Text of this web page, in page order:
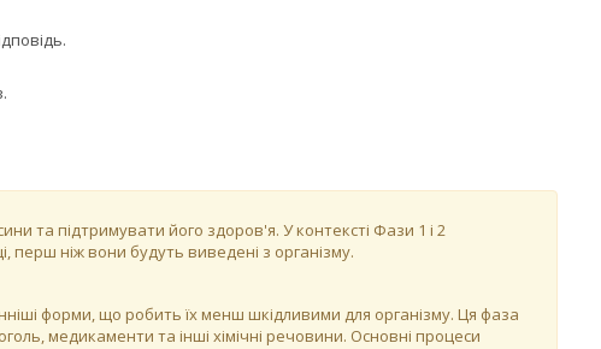
та підтримувати його здоров'я. У контексті Фази 1 і 2
перш ніж вони будуть виведені з організму.
форми, що робить їх менш шкідливими для організму. Ця фаза
медикаменти та інші хімічні речовини. Основні процеси